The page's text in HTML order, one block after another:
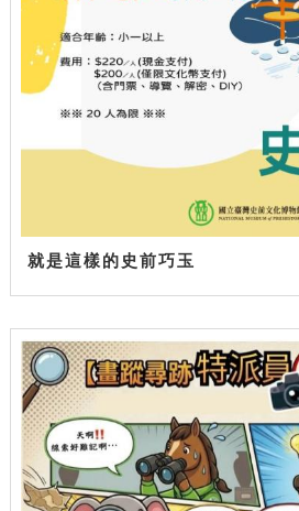
就是這樣的史前巧玉